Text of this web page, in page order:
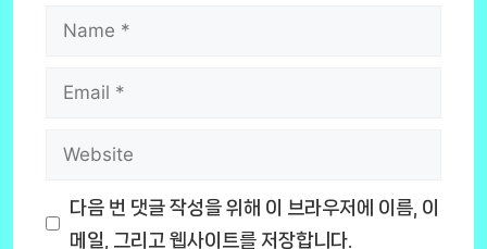
Name
Email
Website
다음 번 댓글 작성을 위해 이 브라우저에 이름, 이
메일, 그리고 웹사이트를 저장합니다.